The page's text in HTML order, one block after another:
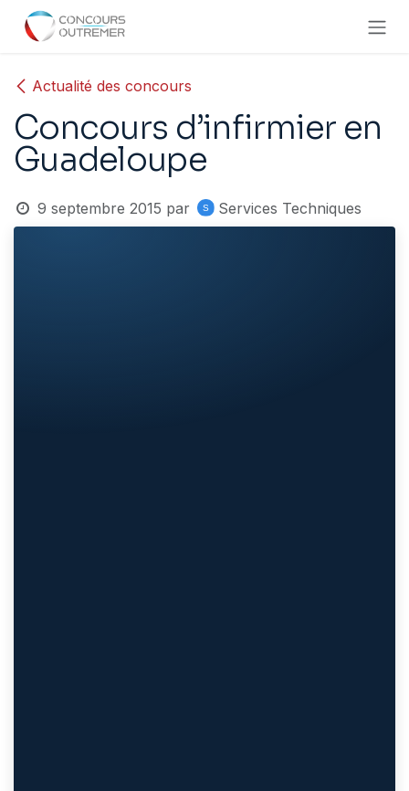
Se rendre au contenu
Actualité des concours
Concours d’infirmier en
Guadeloupe
9 septembre 2015 par Services Techniques